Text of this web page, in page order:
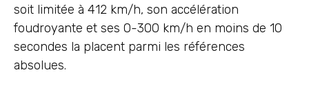
soit limitée à 412 km/h, son accélération
foudroyante et ses 0-300 km/h en moins de 10
secondes la placent parmi les références
absolues.